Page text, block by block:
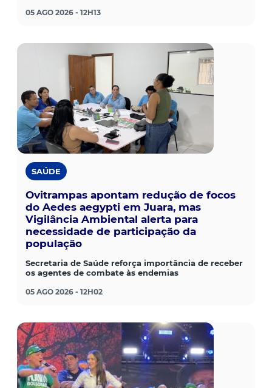
05 AGO 2026 - 12H13
SAÚDE
Ovitrampas apontam redução de focos
do Aedes aegypti em Juara, mas
Vigilância Ambiental alerta para
necessidade de participação da
população
Secretaria de Saúde reforça importância de receber
os agentes de combate às endemias
05 AGO 2026 - 12H02